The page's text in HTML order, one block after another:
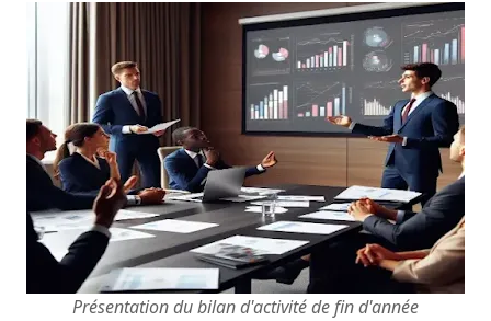
Présentation du bilan d'activité de fin d'année